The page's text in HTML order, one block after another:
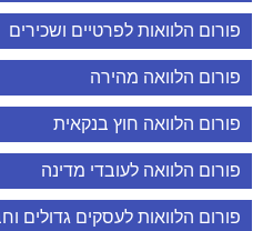
פורום הלוואות לפרטיים ושכירים
פורום הלוואה מהירה
פורום הלוואה חוץ בנקאית
פורום הלוואה לעובדי מדינה
פורום הלוואות לעסקים גדולים